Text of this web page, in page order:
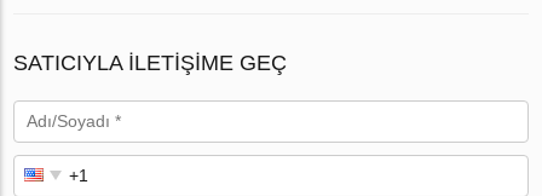
SATICIYLA ILETIŞIME GEÇ